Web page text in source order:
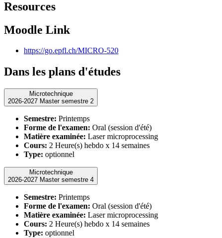
Resources
Moodle Link
https://go.epfl.ch/MICRO-520
Dans les plans d'études
Microtechnique
2026-2027 Master semestre 2
Semestre: Printemps
Forme de l'examen: Oral (session d'été)
Matière examinée: Laser microprocessing
Cours: 2 Heure(s) hebdo x 14 semaines
Type: optionnel
Microtechnique
2026-2027 Master semestre 4
Semestre: Printemps
Forme de l'examen: Oral (session d'été)
Matière examinée: Laser microprocessing
Cours: 2 Heure(s) hebdo x 14 semaines
Type: optionnel